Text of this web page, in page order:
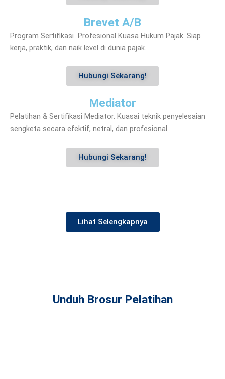
Brevet A/B
Program Sertifikasi Profesional Kuasa Hukum Pajak. Siap
kerja, praktik, dan naik level di dunia pajak.
Hubungi Sekarang!
Mediator
Pelatihan & Sertifikasi Mediator. Kuasai teknik penyelesaian
sengketa secara efektif, netral, dan profesional.
Hubungi Sekarang!
Lihat Selengkapnya
Unduh Brosur Pelatihan